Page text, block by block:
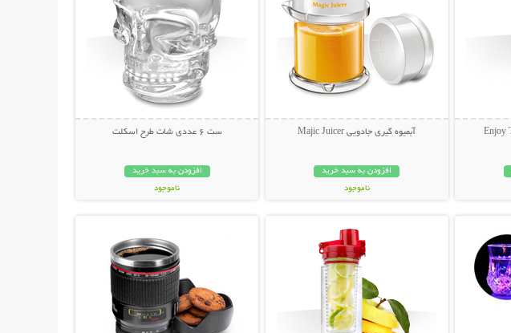
آبمیوه گیری جادویی Majic Juicer
افزودن به سبد خرید
ناموجود
ست 6 عددی شات طرح اسکلت
افزودن به سبد خرید
ناموجود